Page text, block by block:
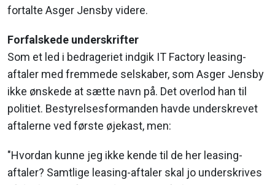
fortalte Asger Jensby videre.
Forfalskede underskrifter
Som et led i bedrageriet indgik IT Factory leasing-
aftaler med fremmede selskaber, som Asger Jensby
ikke ønskede at sætte navn på. Det overlod han til
politiet. Bestyrelsesformanden havde underskrevet
aftalerne ved første øjekast, men:
"Hvordan kunne jeg ikke kende til de her leasing-
aftaler? Samtlige leasing-aftaler skal jo underskrives